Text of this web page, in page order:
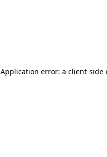
Application error: a client-side